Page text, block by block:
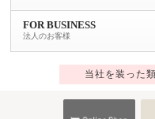
FOR BUSINESS
法人のお客様
当社を装った